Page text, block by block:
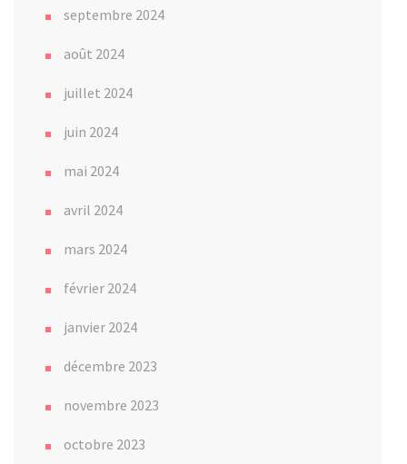
septembre 2024
août 2024
juillet 2024
juin 2024
mai 2024
avril 2024
mars 2024
février 2024
janvier 2024
décembre 2023
novembre 2023
octobre 2023